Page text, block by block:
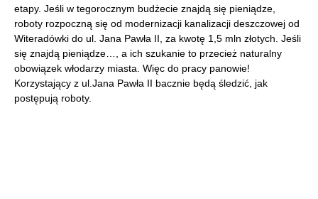
etapy. Jeśli w tegorocznym budżecie znajdą się pieniądze,
roboty rozpoczną się od modernizacji kanalizacji deszczowej od
Witeradówki do ul. Jana Pawła II, za kwotę 1,5 mln złotych. Jeśli
się znajdą pieniądze…, a ich szukanie to przecież naturalny
obowiązek włodarzy miasta. Więc do pracy panowie!
Korzystający z ul.Jana Pawła II bacznie będą śledzić, jak
postępują roboty.